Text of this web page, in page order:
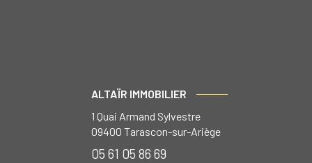
ALTAÏR IMMOBILIER
1 Quai Armand Sylvestre
09400 Tarascon-sur-Ariège
05 61 05 86 69